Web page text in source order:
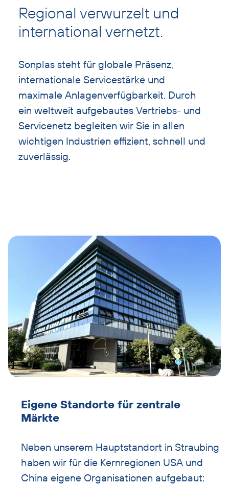
Überschrift
überspringen
Regional verwurzelt und
international vernetzt.
Sonplas steht für globale Präsenz,
internationale Servicestärke und
maximale Anlagenverfügbarkeit. Durch
ein weltweit aufgebautes Vertriebs- und
Servicenetz begleiten wir Sie in allen
wichtigen Industrien effizient, schnell und
zuverlässig.
Text
überspringen
Eigene Standorte für zentrale
Märkte
Neben unserem Hauptstandort in Straubing
haben wir für die Kernregionen USA und
China eigene Organisationen aufgebaut: